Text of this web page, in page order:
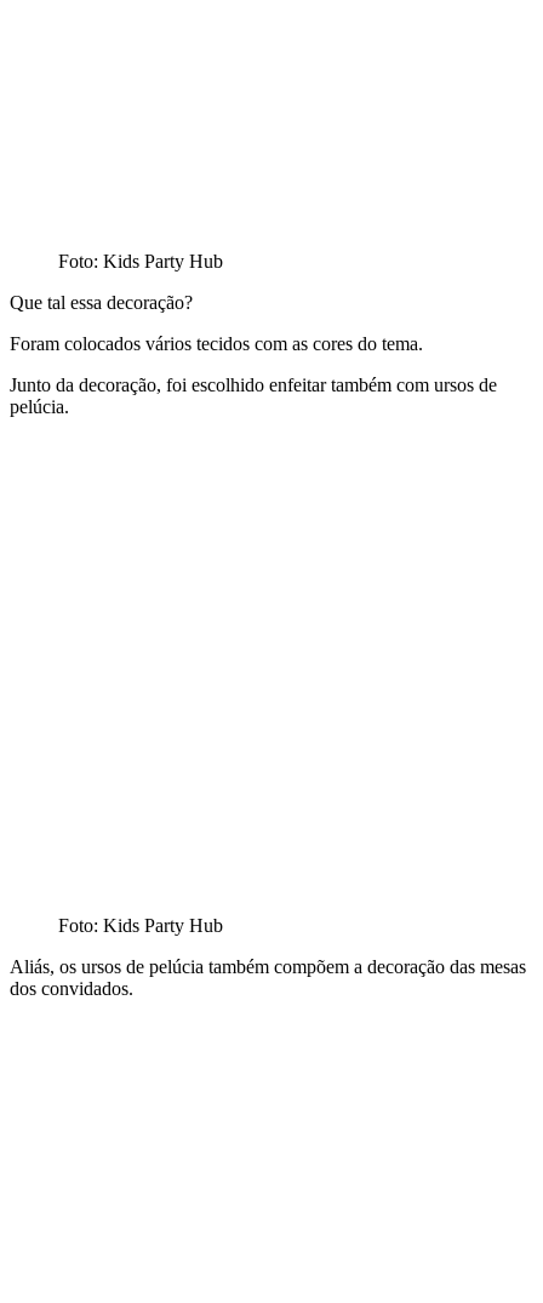
Foto: Kids Party Hub
Que tal essa decoração?
Foram colocados vários tecidos com as cores do tema.
Junto da decoração, foi escolhido enfeitar também com ursos de
pelúcia.
Foto: Kids Party Hub
Aliás, os ursos de pelúcia também compõem a decoração das mesas
dos convidados.